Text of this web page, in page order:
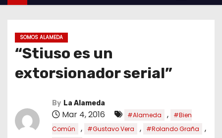
SOMOS ALAMEDA
“Stiuso es un
extorsionador serial”
By La Alameda
Mar 4, 2016 #Alameda ,
#Bien
Común
, #Gustavo Vera , #Rolando Graña ,